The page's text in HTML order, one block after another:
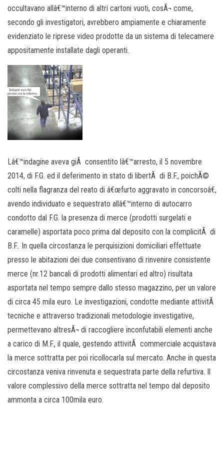
occultavano allâ€™interno di altri cartoni vuoti, cosÃ¬ come,
secondo gli investigatori, avrebbero ampiamente e chiaramente
evidenziato le riprese video prodotte da un sistema di telecamere
appositamente installate dagli operanti.
Lâ€™indagine aveva giÃ consentito lâ€™arresto, il 5 novembre
2014, di F.G. ed il deferimento in stato di libertÃ di B.F., poichÃ©
colti nella flagranza del reato di â€œfurto aggravato in concorsoâ€,
avendo individuato e sequestrato allâ€™interno di autocarro
condotto dal F.G. la presenza di merce (prodotti surgelati e
caramelle) asportata poco prima dal deposito con la complicitÃ di
B.F.. In quella circostanza le perquisizioni domiciliari effettuate
presso le abitazioni dei due consentivano di rinvenire consistente
merce (nr.12 bancali di prodotti alimentari ed altro) risultata
asportata nel tempo sempre dallo stesso magazzino, per un valore
di circa 45 mila euro. Le investigazioni, condotte mediante attivitÃ
tecniche e attraverso tradizionali metodologie investigative,
permettevano altresÃ¬ di raccogliere inconfutabili elementi anche
a carico di M.F., il quale, gestendo attivitÃ commerciale acquistava
la merce sottratta per poi ricollocarla sul mercato. Anche in questa
circostanza veniva rinvenuta e sequestrata parte della refurtiva. Il
valore complessivo della merce sottratta nel tempo dal deposito
ammonta a circa 100mila euro.